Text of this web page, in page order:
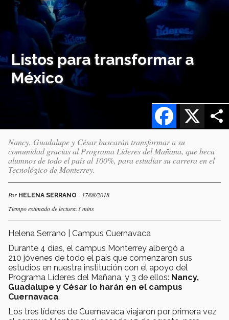
Listos para transformar a
México
X
Facebook
Nancy, Guadalupe y César buscarán transformar a su
comunidad gracias al Programa Líderes del Mañana, que beca
alumnos de todo el país al 100%, para estudiar su carrera en el
Tecnológico de Monterrey.
Por HELENA SERRANO - 17/08/2018
Tiempo estimado de lectura:3 mins
Helena Serrano | Campus Cuernavaca
Durante 4 días, el campus Monterrey albergó a
210 jóvenes de todo el país que comenzaron sus
estudios en nuestra institución con el apoyo del
Programa Líderes del Mañana, y 3 de ellos: Nancy,
Guadalupe y César lo harán en el campus
Cuernavaca.
Los tres líderes de Cuernavaca viajaron por primera vez